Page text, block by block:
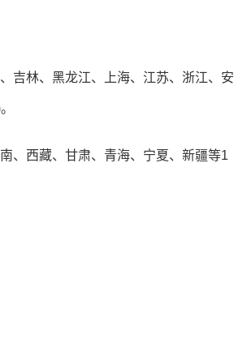
吉林、黑龙江、上海、江苏、浙江、安
、西藏、甘肃、青海、宁夏、新疆等1